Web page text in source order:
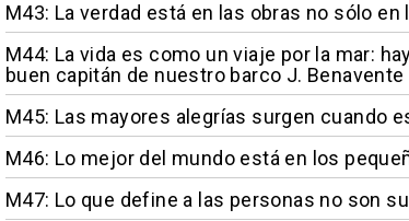
M43: La verdad está en las obras no sólo en
M44: La vida es como un viaje por la mar:
buen capitán de nuestro barco J. Benavente
M45: Las mayores alegrías surgen cuando
M46: Lo mejor del mundo está en los
M47: Lo que define a las personas no son